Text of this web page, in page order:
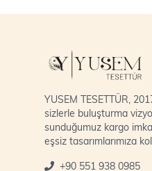
YUSEM TESETTÜR,
sizlerle buluşturma
sunduğumuz kargo
eşsiz tasarımlarımıza
+90 551 938 0985